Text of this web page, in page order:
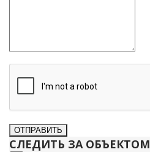
СЛЕДИТЬ ЗА ОБЪЕКТОМ